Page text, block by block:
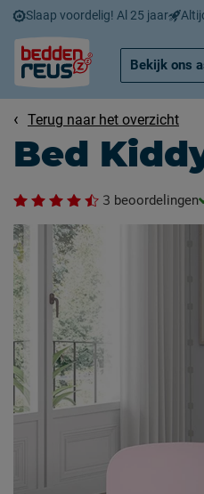
Slaap voordelig! Al 25 jaar
Bekijk ons
Terug naar het overzicht
Bed
3 beoordelingen